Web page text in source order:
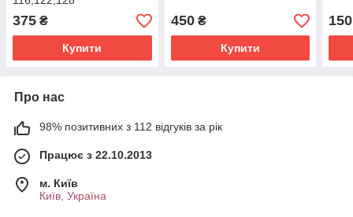
375 ₴
Купити
450₴
Купити
150
Про нас
98% позитивних з 112 відгуків за рік
Працює з 22.10.2013
м. Київ
Київ, Україна